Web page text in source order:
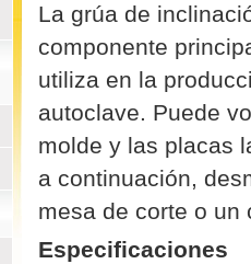
La grúa de
componente
utiliza en la
autoclave. Puede
molde y las placas
a continuación,
mesa de corte o un
Especificaciones